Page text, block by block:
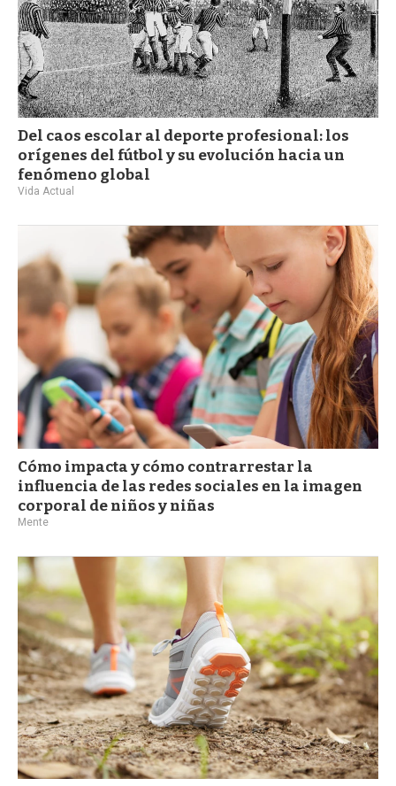
Del caos escolar al deporte profesional: los
orígenes del fútbol y su evolución hacia un
fenómeno global
Vida Actual
Cómo impacta y cómo contrarrestar la
influencia de las redes sociales en la imagen
corporal de niños y niñas
Mente